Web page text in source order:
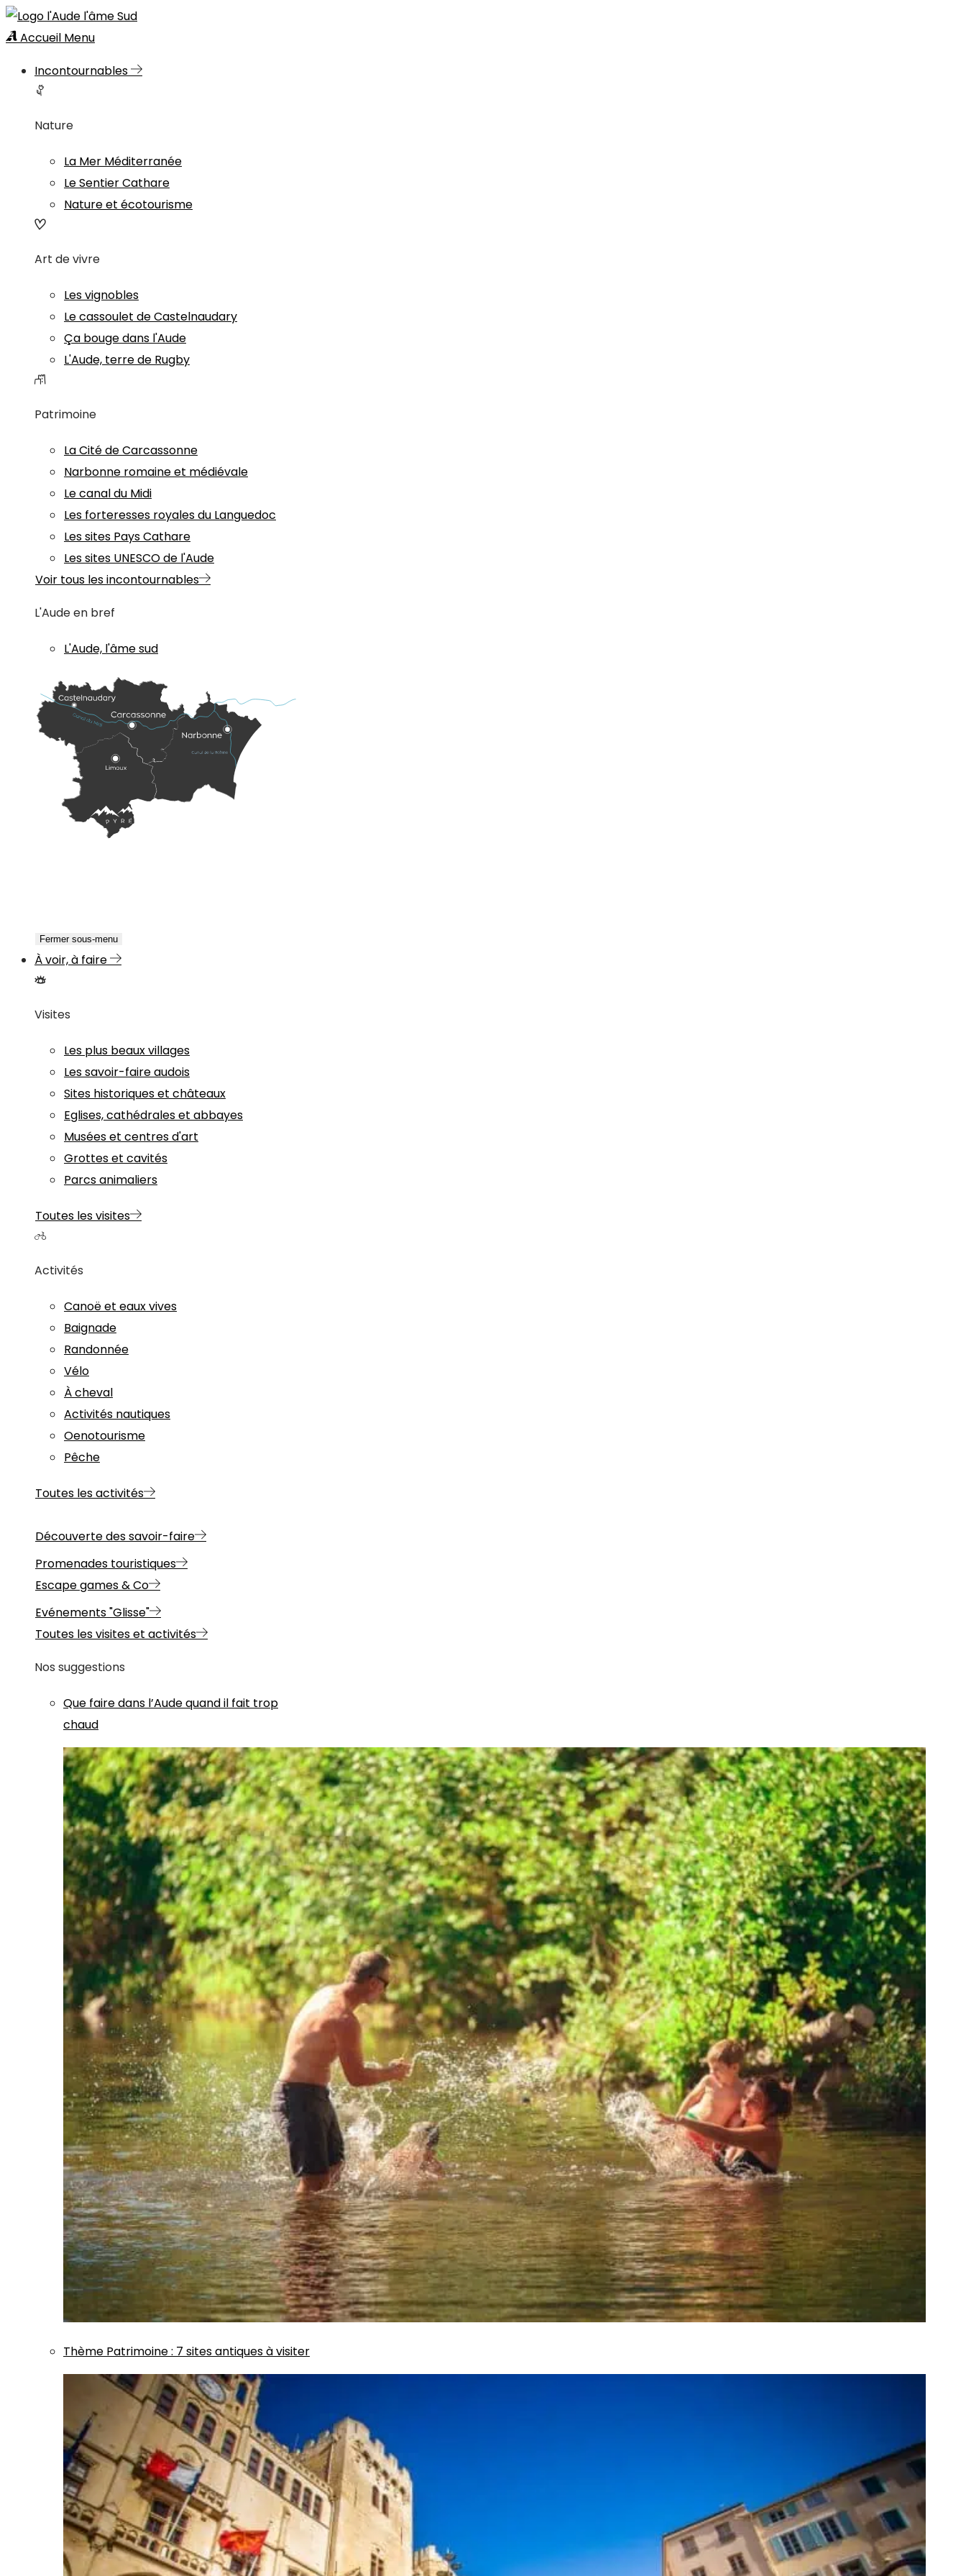
Accueil Menu
Incontournables
Nature
La Mer Méditerranée
Le Sentier Cathare
Nature et écotourisme
Art de vivre
Les vignobles
Le cassoulet de Castelnaudary
Ça bouge dans l'Aude
L'Aude, terre de Rugby
Patrimoine
La Cité de Carcassonne
Narbonne romaine et médiévale
Le canal du Midi
Les forteresses royales du Languedoc
Les sites Pays Cathare
Les sites UNESCO de l'Aude
Voir tous les incontournables
L'Aude en bref
L'Aude, l'âme sud
Fermer sous-menu
À voir, à faire
Visites
Les plus beaux villages
Les savoir-faire audois
Sites historiques et châteaux
Eglises, cathédrales et abbayes
Musées et centres d'art
Grottes et cavités
Parcs animaliers
Toutes les visites
Activités
Canoë et eaux vives
Baignade
Randonnée
Vélo
À cheval
Activités nautiques
Oenotourisme
Pêche
Toutes les activités
Découverte des savoir-faire
Promenades touristiques
Escape games & Co
Evénements "Glisse"
Toutes les visites et activités
Nos suggestions
Que faire dans l’Aude quand il fait trop
chaud
Thème Patrimoine: 7 sites antiques à visiter